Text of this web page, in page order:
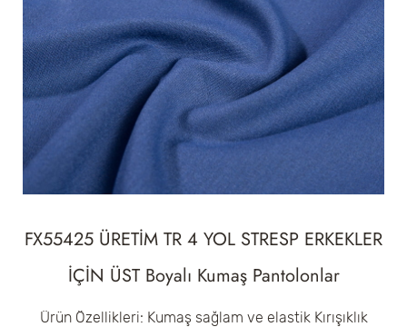
FX55425 ÜRETİM TR 4 YOL STRESP ERKEKLER
İÇİN ÜST Boyalı Kumaş Pantolonlar
Ürün Özellikleri: Kumaş sağlam ve elastik Kırışıklık